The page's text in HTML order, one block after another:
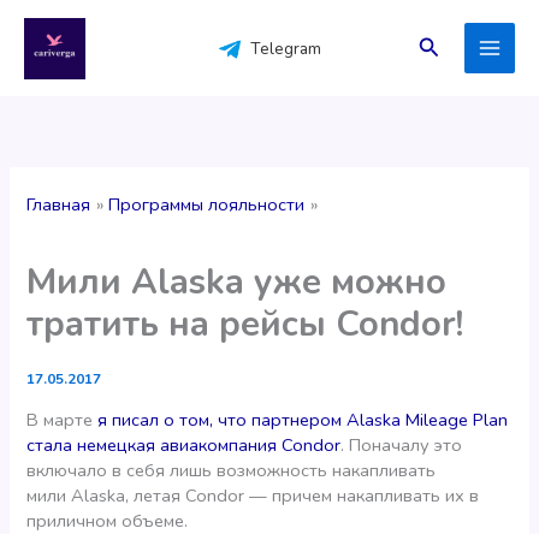
содержимому
Telegram Поиск
Главная Программы лояльности
Мили Alaska уже можно
тратить на рейсы Condor!
17.05.2017
В мартея писал о том, что партнером Alaska Mileage Plan
стала немецкая авиакомпания Condor. Поначалу это
включало в себя лишь возможность накапливать
мили Alaska, летая Condor — причем накапливать их в
приличном объеме.